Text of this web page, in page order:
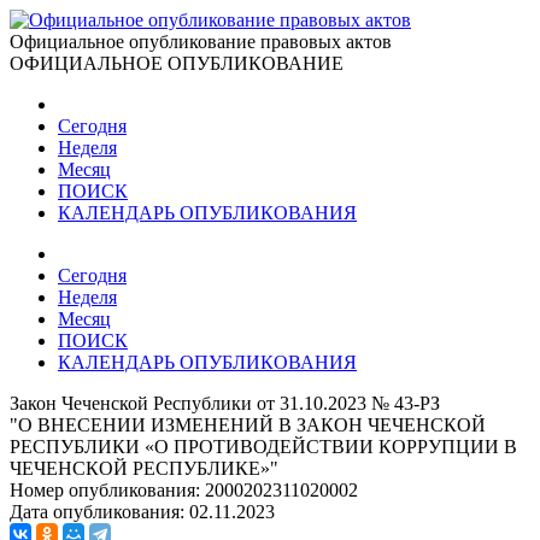
Официальное опубликование правовых актов
ОФИЦИАЛЬНОЕ ОПУБЛИКОВАНИЕ
Сегодня
Неделя
Месяц
ПОИСК
КАЛЕНДАРЬ ОПУБЛИКОВАНИЯ
Сегодня
Неделя
Месяц
ПОИСК
КАЛЕНДАРЬ ОПУБЛИКОВАНИЯ
Закон Чеченской Республики от 31.10.2023 № 43-РЗ
"О ВНЕСЕНИИ ИЗМЕНЕНИЙ В ЗАКОН ЧЕЧЕНСКОЙ
РЕСПУБЛИКИ «О ПРОТИВОДЕЙСТВИИ КОРРУПЦИИ В
ЧЕЧЕНСКОЙ РЕСПУБЛИКЕ»"
Номер опубликования: 2000202311020002
Дата опубликования: 02.11.2023